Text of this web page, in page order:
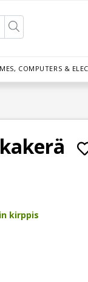
COMPUTERS &
kirppis